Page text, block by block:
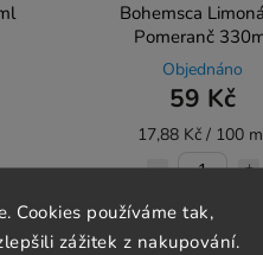
Cookies používáme tak,
zážitek z nakupování.
Bohemsca
Pomeranč
Objednáno
59 Kč
17,88 Kč / 100
Do košíku